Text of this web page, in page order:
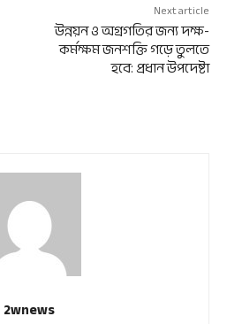
Next article
উন্নয়ন ও অগ্রগতির জন্য দক্ষ-
কর্মক্ষম জনশক্তি গড়ে তুলতে
হবে: প্রধান উপদেষ্টা
2wnews